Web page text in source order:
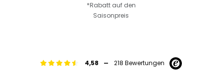
*Rabatt auf den
Saisonpreis
4,58 - 218 Bewertungen